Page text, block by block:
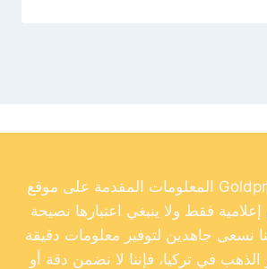
المعلومات المقدمة على موقع Goldpricesturkey.com
فقط ولا ينبغي اعتبارها نصيحة
نسعى جاهدين لتوفير معلومات دقيقة
في تركيا، فإننا لا نضمن دقة أو